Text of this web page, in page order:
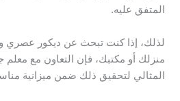
المتفق عليه.
لذلك، إذا كنت تبحث عن ديكور عصري
منزلك أو مكتبك، فإن التعاون مع
المثالي لتحقيق ذلك ضمن ميزانية